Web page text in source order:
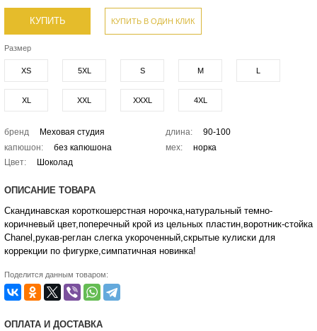
КУПИТЬ КУПИТЬ В ОДИН КЛИК
Размер
XS 5XL S M L
XL XXL XXXL 4XL
бренд Меховая студия длина:
90-100
капюшон:
без капюшона мех:
норка
Цвет:
Шоколад
ОПИСАНИЕ ТОВАРА
Скандинавская короткошерстная норочка,натуральный темно-
коричневый цвет,поперечный крой из цельных пластин,воротник-стойка
Chanel,рукав-реглан слегка укороченный,скрытые кулиски для
коррекции по фигурке,симпатичная новинка!
Поделится данным товаром:
ОПЛАТА И ДОСТАВКА